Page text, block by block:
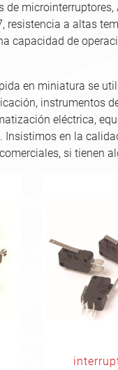
resistencia a altas
capacidad de
en miniatura se
instrumentos
eléctrica,
en la
si tienen